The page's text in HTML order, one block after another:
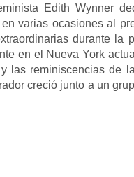
Edith Wynner
varias ocasiones al
durante
en el Nueva York
las reminiscencias de
creció junto a un